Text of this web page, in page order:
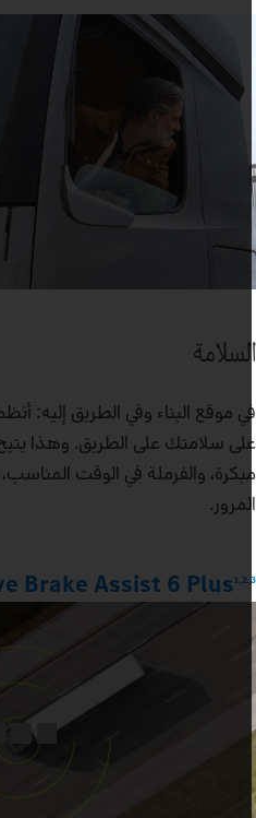
موقع البناء وفي الطريق إليه:
سلامتك على الطريق. وهذا
والفرملة في الوقت
Brake Assist 6 Plus